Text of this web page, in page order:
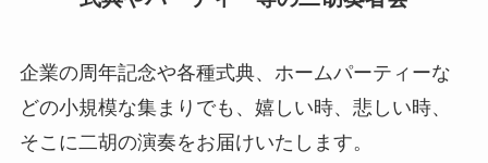
企業の周年記念や各種式典、ホームパーティーな
どの小規模な集まりでも、嬉しい時、悲しい時、
そこに二胡の演奏をお届けいたします。